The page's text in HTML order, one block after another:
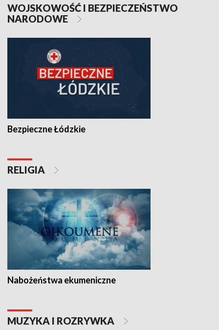
WOJSKOWOŚĆ I BEZPIECZEŃSTWO
NARODOWE
Bezpieczne Łódzkie
RELIGIA
Nabożeństwa ekumeniczne
MUZYKA I ROZRYWKA